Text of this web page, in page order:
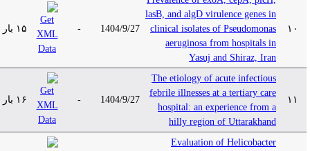
۱۰
lasB, and algD virulence genes in
clinical isolates of Pseudomonas
aeruginosa from hospitals in
Yasuj and Shiraz, Iran
1404/9/27 ۱۵ بار
۱۱
The etiology of acute infectious
febrile illnesses at a tertiary care
hospital: an experience from a
hilly region of Uttarakhand
1404/9/27 ۱۶ بار
Evaluation of Helicobacter